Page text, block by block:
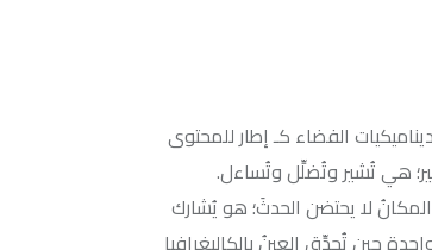
كـ إطار للمحتوى
وتُساءل.
الحدثَ؛ هو يُشارك
بالكاليغرافيا